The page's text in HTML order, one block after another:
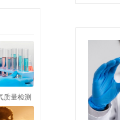
质量检测